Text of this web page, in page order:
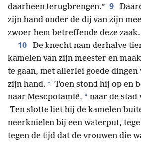
daarheen terugbrengen.” 9
zijn hand onder de dij van zijn
zwoer hem betreffende deze zaak.
10
De knecht nam derhalve
kamelen van zijn meester en
te gaan, met allerlei goede
zijn hand. + Toen stond hij op en
naar Mesopota̱mië, * naar de stad
Ten slotte liet hij de kamelen
neerknielen bij een waterput,
tegen de tijd dat de vrouwen die